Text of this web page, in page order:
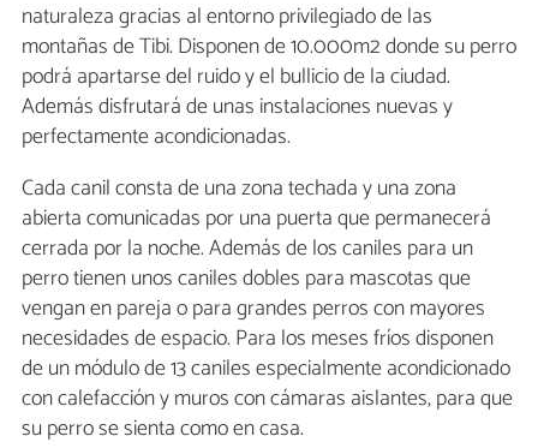
naturaleza gracias al entorno privilegiado de las
montañas de Tibi. Disponen de 10.000m2 donde su perro
podrá apartarse del ruido y el bullicio de la ciudad.
Además disfrutará de unas instalaciones nuevas y
perfectamente acondicionadas.
Cada canil consta de una zona techada y una zona
abierta comunicadas por una puerta que permanecerá
cerrada por la noche. Además de los caniles para un
perro tienen unos caniles dobles para mascotas que
vengan en pareja o para grandes perros con mayores
necesidades de espacio. Para los meses fríos disponen
de un módulo de 13 caniles especialmente acondicionado
con calefacción y muros con cámaras aislantes, para que
su perro se sienta como en casa.